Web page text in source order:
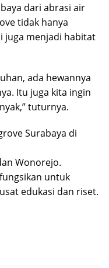
dari abrasi air
tidak hanya
juga menjadi habitat
ada hewannya
Itu juga kita ingin
tuturnya.
Surabaya di
Wonorejo.
untuk
edukasi dan riset.